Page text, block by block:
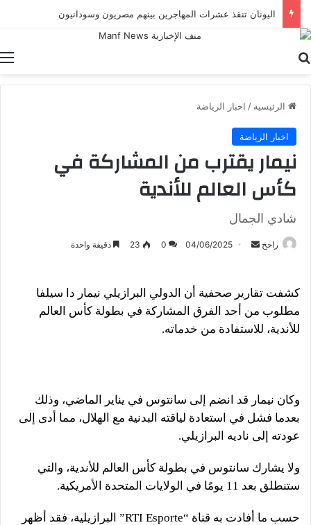
اليونان تنقذ عشرات المهاجرين بينهم مصريون وسودانيون
الرئيسية / اخبار الرياضة
اخبار الرياضة
نيمار يقترب من المشاركة في
كأس العالم للأندية
شادي الجمال
راحخ
أرسل 04/06/2025
0
23 دقيقة واحدة
كشفت تقارير صحفية أن الدولي البرازيلي نيمار دا سيلفا
مطلوب من أحد الفرق المشاركة في بطولة كأس العالم
للأندية، للاستفادة من خدماته.
وكان نيمار قد انضم إلى سانتوس في يناير الماضي، وذلك
بعدما فشل في استعادة لياقته البدنية مع الهلال، مما أدى إلى
عودته إلى ناديه البرازيلي.
ولا يشارك سانتوس في بطولة كأس العالم للأندية، والتي
ستنطلق بعد 11 يومًا في الولايات المتحدة الأمريكية.
حسب ما أفادت به قناة “RTI Esporte” البرازيلية، فقد أظهر